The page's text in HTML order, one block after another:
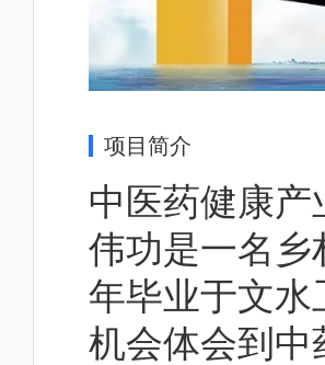
项目简介
中医药健康
伟功是一名乡
年毕业于文水
机会体会到中